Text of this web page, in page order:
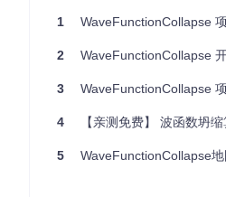
2.4 运行示例
项目中包含了一些示例代码，
2.5 自定义配置
1 WaveFunctionCollapse
2 WaveFunctionCollapse
3 WaveFunctionCollapse
4 【亲测免费】 波函数坍
5 WaveFunctionCollapse地图